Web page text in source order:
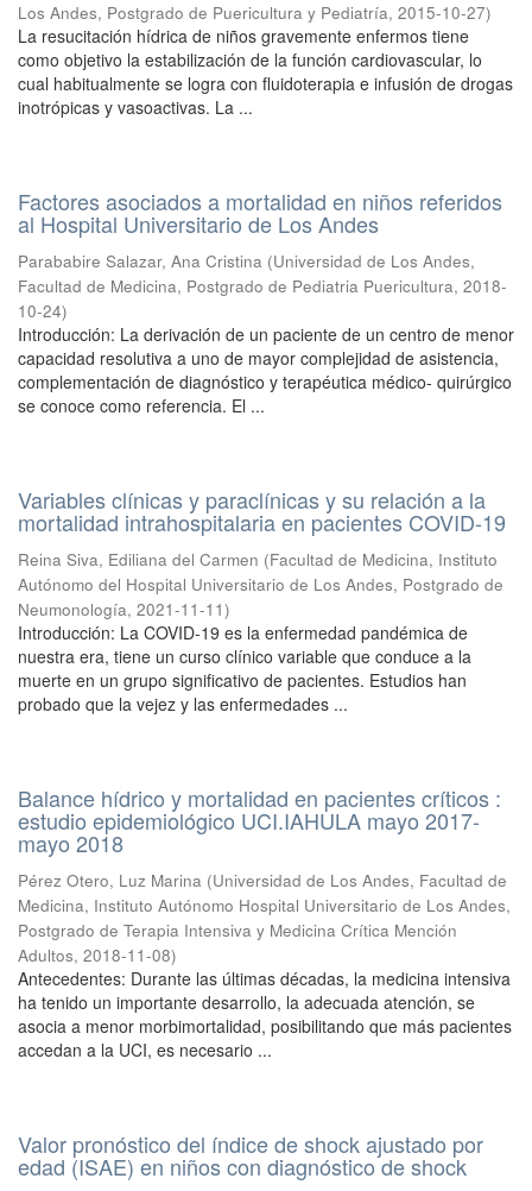
Los Andes, Postgrado de Puericultura y Pediatría, 2015-10-27)
La resucitación hídrica de niños gravemente enfermos tiene
como objetivo la estabilización de la función cardiovascular, lo
cual habitualmente se logra con fluidoterapia e infusión de drogas
inotrópicas y vasoactivas. La ...
Factores asociados a mortalidad en niños referidos
al Hospital Universitario de Los Andes
Parababire Salazar, Ana Cristina (Universidad de Los Andes,
Facultad de Medicina, Postgrado de Pediatria Puericultura, 2018-
10-24)
Introducción: La derivación de un paciente de un centro de menor
capacidad resolutiva a uno de mayor complejidad de asistencia,
complementación de diagnóstico y terapéutica médico- quirúrgico
se conoce como referencia. El ...
Variables clínicas y paraclínicas y su relación a la
mortalidad intrahospitalaria en pacientes COVID-19
Reina Siva, Ediliana del Carmen (Facultad de Medicina, Instituto
Autónomo del Hospital Universitario de Los Andes, Postgrado de
Neumonología, 2021-11-11)
Introducción: La COVID-19 es la enfermedad pandémica de
nuestra era, tiene un curso clínico variable que conduce a la
muerte en un grupo significativo de pacientes. Estudios han
probado que la vejez y las enfermedades ...
Balance hídrico y mortalidad en pacientes críticos :
estudio epidemiológico UCI.IAHULA mayo 2017-
mayo 2018
Pérez Otero, Luz Marina (Universidad de Los Andes, Facultad de
Medicina, Instituto Autónomo Hospital Universitario de Los Andes,
Postgrado de Terapia Intensiva y Medicina Crítica Mención
Adultos, 2018-11-08)
Antecedentes: Durante las últimas décadas, la medicina intensiva
ha tenido un importante desarrollo, la adecuada atención, se
asocia a menor morbimortalidad, posibilitando que más pacientes
accedan a la UCI, es necesario ...
Valor pronóstico del índice de shock ajustado por
edad (ISAE) en niños con diagnóstico de shock